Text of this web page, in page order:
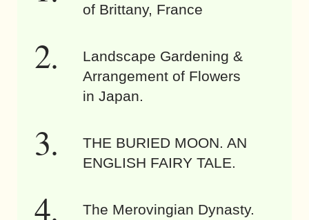
of Brittany, France
Landscape Gardening &
Arrangement of Flowers
in Japan.
THE BURIED MOON. AN
ENGLISH FAIRY TALE.
The Merovingian Dynasty.